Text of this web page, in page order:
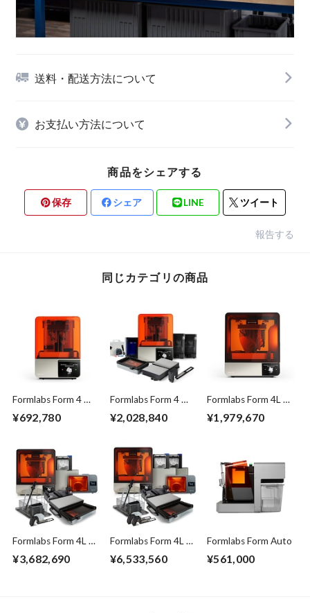
送料・配送方法について
お支払い方法について
商品をシェアする
保存 シェア LINE ツイート
報告する
同じカテゴリの商品
Formlabs Form 4 ベ
¥692,780
Formlabs Form 4 プ
¥2,028,840
Formlabs Form 4L ベ
¥1,979,670
Formlabs Form 4L コ
ジ
¥3,682,690
Formlabs Form 4L プ
¥6,533,560
Formlabs Form Auto
¥561,000